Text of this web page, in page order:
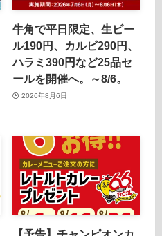
牛角で平日限定、生ビー
ル190円、カルビ290円、
ハラミ390円など25品セ
ールを開催へ。～8/6。
2026年8月6日